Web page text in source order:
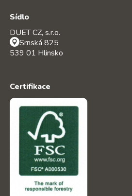
Sídlo
DUET CZ, s.r.o.
Srnská 825
539 01 Hlinsko
Certifikace